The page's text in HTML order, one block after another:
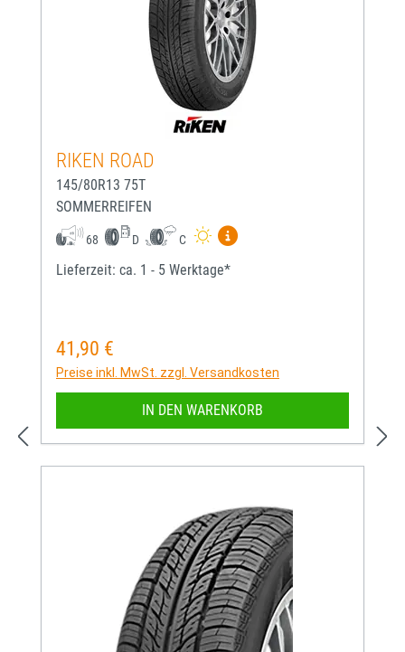
RIKEN ROAD
145/80R13 75T
SOMMERREIFEN
68 D C
Mehr Informationen zum
Lieferzeit: ca. 1 - 5 Werktage*
Regulärer Preis:
41,90 €
Preise inkl. MwSt. zzgl. Versandkosten
IN DEN WARENKORB